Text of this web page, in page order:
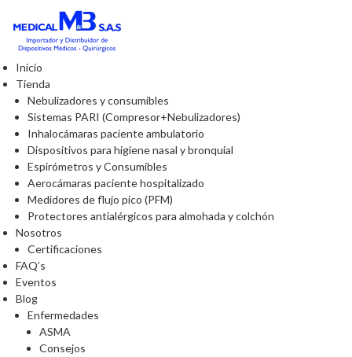
Inicio
Tienda
Nebulizadores y consumibles
Sistemas PARI (Compresor+Nebulizadores)
Inhalocámaras paciente ambulatorio
Dispositivos para higiene nasal y bronquial
Espirómetros y Consumibles
Aerocámaras paciente hospitalizado
Medidores de flujo pico (PFM)
Protectores antialérgicos para almohada y colchón
Nosotros
Certificaciones
FAQ’s
Eventos
Blog
Enfermedades
ASMA
Consejos